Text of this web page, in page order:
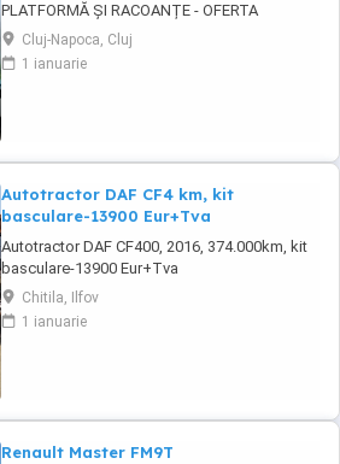
PLATFORMĂ ȘI RACOANȚE - OFERTA
SPECIALĂ 2026 !! - VEHICULE NOI ( 2025 ) -
VEHICULE PE STOC SAU ÎN FABRICAȚIE
ZASLAW !! DESCRIERE: - Semiremorci
...
Cluj-Napoca, Cluj
1 ianuarie
Autotractor DAF CF4 km, kit
basculare-13900 Eur+Tva
Autotractor DAF CF400, 2016, 374.000km, kit
basculare-13900 Eur+Tva
Chitila, Ilfov
1 ianuarie
Renault Master FM9T